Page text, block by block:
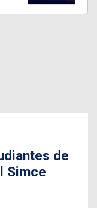
de
Simce